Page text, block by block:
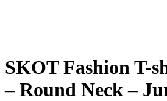
SKOT Fashion T-
– Round Neck –